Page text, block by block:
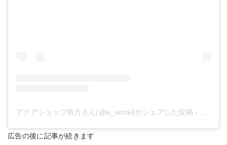
アクアショップ魚力さん(@a_uoriki)がシェアした投稿 -
広告の後に記事が続きます